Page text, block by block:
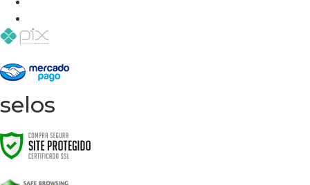
selos